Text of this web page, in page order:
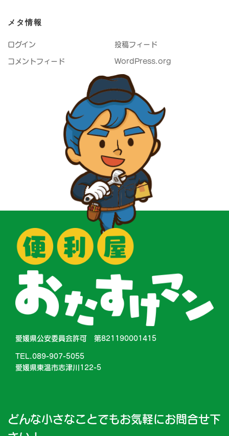
メタ情報
ログイン 投稿フィード
コメントフィード WordPress.org
愛媛県公安委員会許可 第821190001415
TEL.089-907-5055
愛媛県東温市志津川122-5
どんな小さなことでもお気軽にお問合せ下